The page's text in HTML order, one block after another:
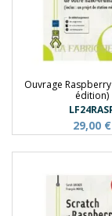
Ouvrage
édition)
29,00 €